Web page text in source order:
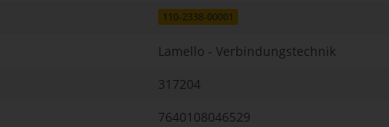
110-2338-00001
Lamello - Verbindungstechnik
317204
7640108046529